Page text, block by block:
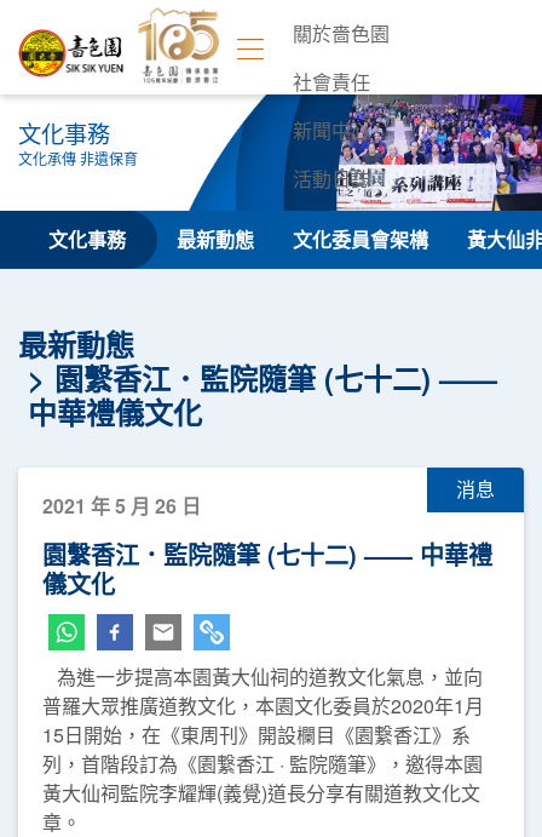
關於嗇色園
社會責任
新聞中心
活動日誌
聯絡我們
文化事務
文化承傳 非遺保育
文化事務 最新動態 文化委員會架構 黃大仙
最新動態
園繫香江．監院隨筆 (七十二) ——
中華禮儀文化
消息
2021 年 5 月 26 日
園繫香江．監院隨筆 (七十二) —— 中華禮
儀文化
為進一步提高本園黃大仙祠的道教文化氣息，並向
普羅大眾推廣道教文化，本園文化委員於2020年1月
15日開始，在《東周刊》開設欄目《園繋香江》系
列，首階段訂為《園繋香江 · 監院隨筆》，邀得本園
黃大仙祠監院李耀輝(義覺)道長分享有關道教文化文
章。